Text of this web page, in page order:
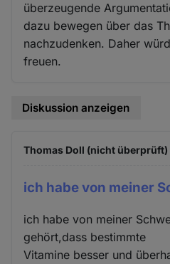
überzeugende
dazu bewegen über das
nachzudenken. Daher
freuen.
Diskussion anzeigen
Thomas Doll (nicht überprüft)
ich habe von meiner
ich habe von meiner
gehört,dass bestimmte
Vitamine besser und